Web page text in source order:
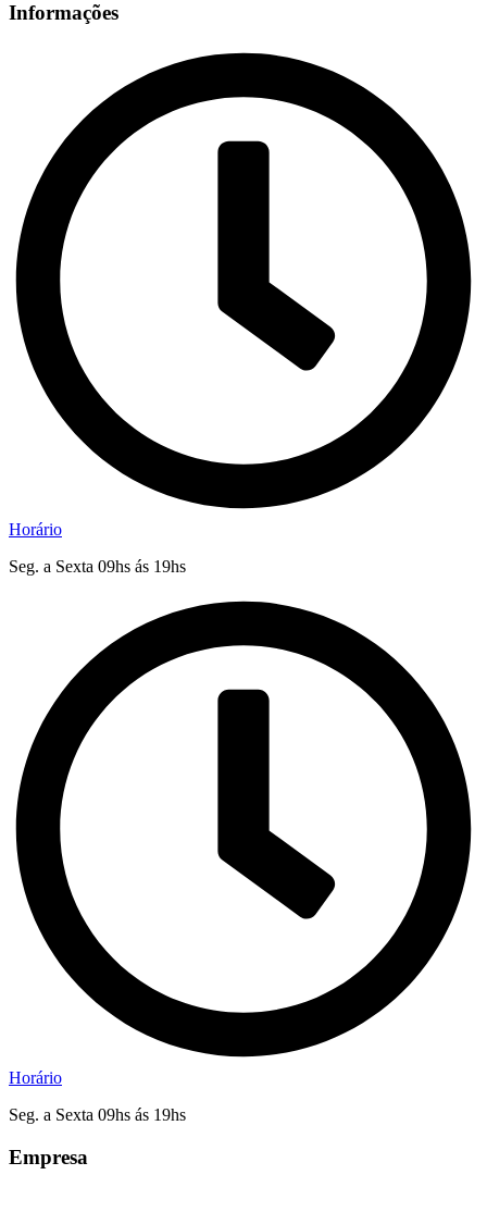
Informações
Horário
Seg. a Sexta 09hs ás 19hs
Horário
Seg. a Sexta 09hs ás 19hs
Empresa